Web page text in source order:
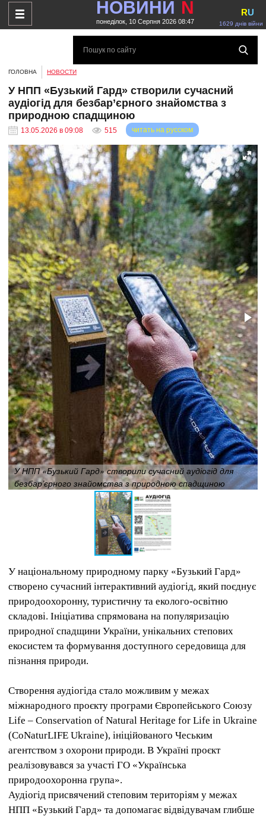
НОВИНИ N
понеділок, 10 Серпня 2026 08:47 1629 днів війни
RU
ГОЛОВНА НОВОСТИ
У НПП «Бузький Гард» створили сучасний
аудіогід для безбар’єрного знайомства з
природною спадщиною
13.05.2026 в 09:08 515 читать на русском
У НПП «Бузький Гард» створили сучасний аудіогід для
безбар’єрного знайомства з природною спадщиною
У національному природному парку «Бузький Гард»
створено сучасний інтерактивний аудіогід, який поєднує
природоохоронну, туристичну та еколого-освітню
складові. Ініціатива спрямована на популяризацію
природної спадщини України, унікальних степових
екосистем та формування доступного середовища для
пізнання природи.
Створення аудіогіда стало можливим у межах
міжнародного проєкту програми Європейського Союзу
Life – Conservation of Natural Heritage for Life in Ukraine
(CoNaturLIFE Ukraine), ініційованого Чеським
агентством з охорони природи. В Україні проєкт
реалізовувався за участі ГО «Українська
природоохоронна група».
Аудіогід присвячений степовим територіям у межах
НПП «Бузький Гард» та допомагає відвідувачам глибше